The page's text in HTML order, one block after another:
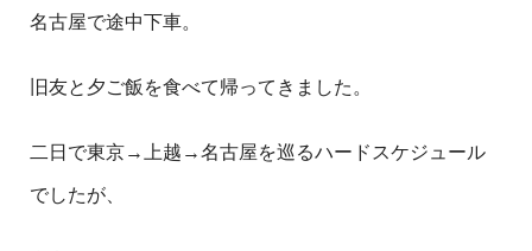
名古屋で途中下車。
旧友と夕ご飯を食べて帰ってきました。
二日で東京→上越→名古屋を巡るハードスケジュール
でしたが、